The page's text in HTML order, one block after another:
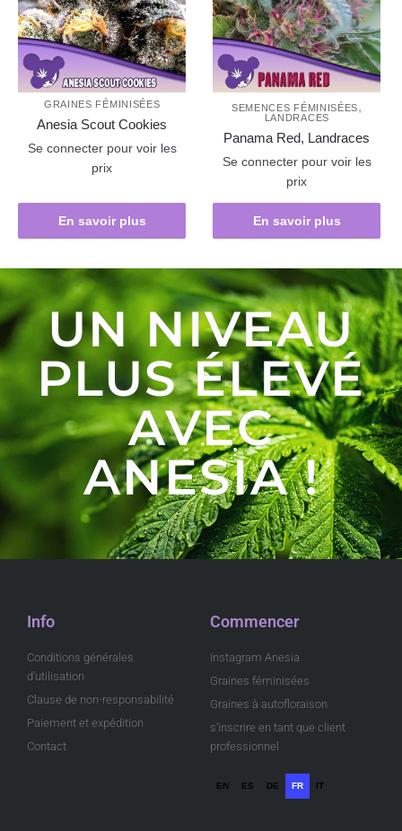
GRAINES FÉMINISÉES
Anesia Scout Cookies
Se connecter pour voir les
prix
En savoir plus
SEMENCES FÉMINISÉES,
LANDRACES
Panama Red, Landraces
Se connecter pour voir les
prix
En savoir plus
UN NIVEAU
PLUS ÉLEVÉ
AVEC
ANESIA !
Info
Conditions générales
d'utilisation
Clause de non-responsabilité
Paiement et expédition
Contact
Commencer
Instagram Anesia
Graines féminisées
Graines à autofloraison
s'inscrire en tant que client
professionnel
EN ES DE FR IT